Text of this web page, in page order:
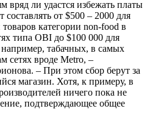
вряд ли удастся избежать платы
от $500 – 2000 для
категории non-food в
типа OBI до $100 000 для
табачных, в самых
сетях вроде Metro, –
– При этом сбор берут за
магазин. Хотя, к примеру, в
ничего пока не
подтверждающее общее